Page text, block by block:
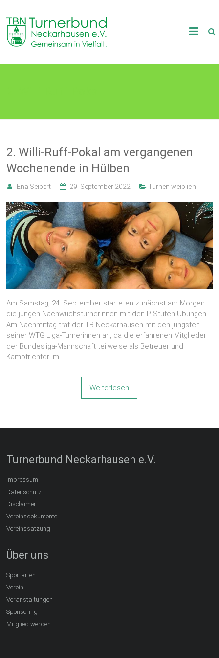
content
TB
Neckarhausen
in
2. Willi-Ruff-Pokal am vergangenen
Wochenende in Hülben
Ena Seibert 29. September 2022 Turnen weiblich
Am Samstag, 24. September starteten zunächst am Morgen
die jungen Nachwuchsturnerinnen mit den P-Stufen Übungen.
Am Nachmittag trat der TB Neckarhausen mit den jüngsten
seiner WTG Liga-Turnerinnen an, da die erfahrenen Mitglieder
der Bundesliga-Mannschaft teilweise als Betreuer und
Kampfrichter im
Weiterlesen
Turnerbund Neckarhausen e.V.
Impressum
Datenschutz
Disclaimer
Vereinsdokumente
Vereinssatzung
Über uns
Sportarten
Verein
Veranstaltungen
Sponsoring
Mitglied werden